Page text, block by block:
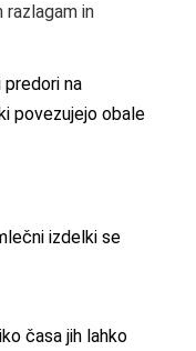
razlagam in
predori na
povezujejo obale
izdelki se
časa jih lahko